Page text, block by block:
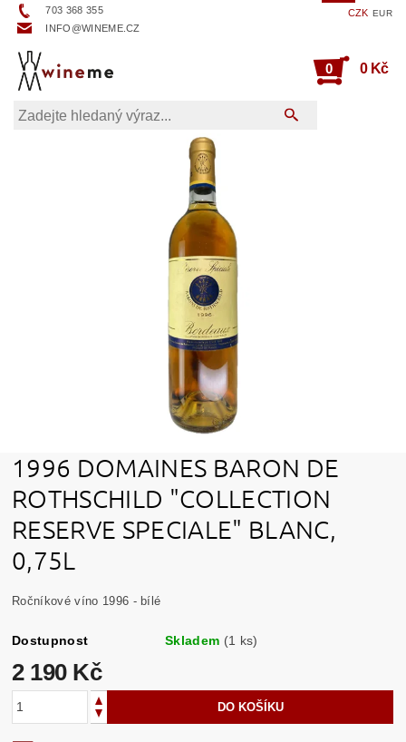
703 368 355
INFO@WINEME.CZ
CZK EUR
0 0 Kč
1996 DOMAINES BARON DE
ROTHSCHILD "COLLECTION
RESERVE SPECIALE" BLANC,
0,75L
Ročníkové víno 1996 - bílé
Dostupnost Skladem (1 ks)
2 190 Kč